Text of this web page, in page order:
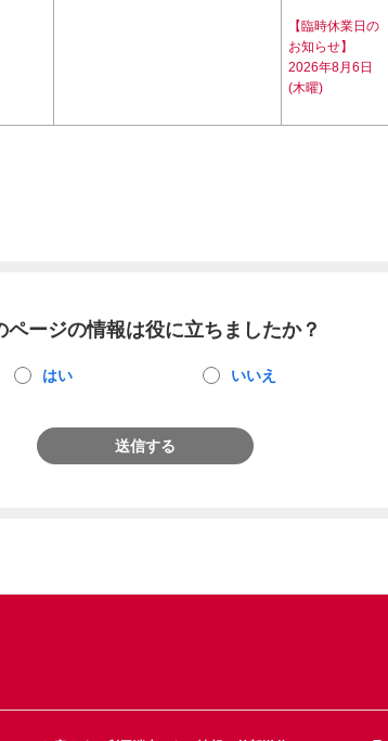
【臨時休業日の
お知らせ】
2026年8月6日
(木曜)
ページの情報は役に立ちましたか？
はい いいえ
送信する